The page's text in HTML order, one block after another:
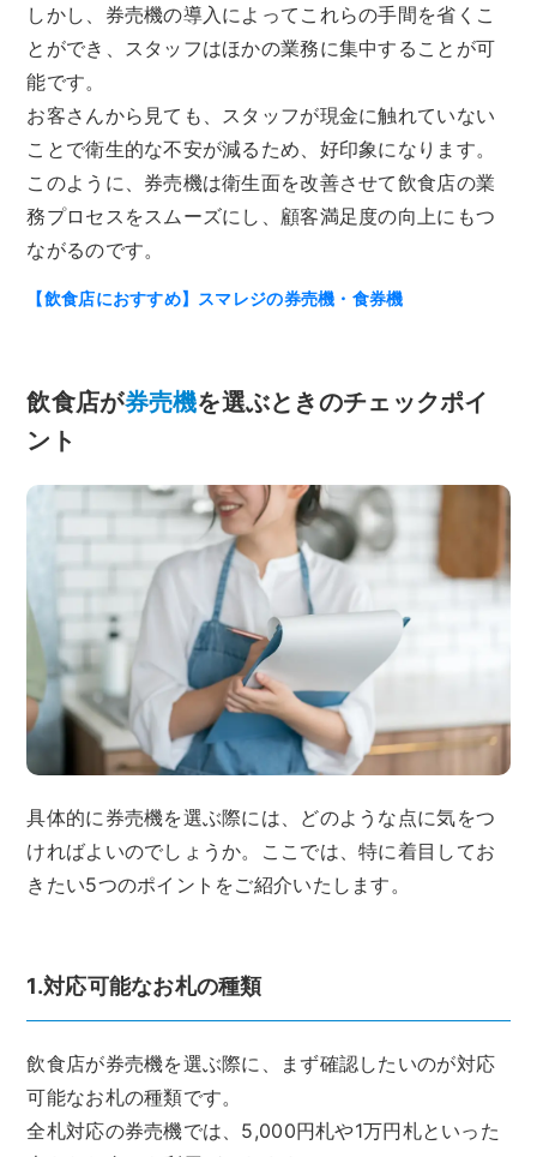
しかし、券売機の導入によってこれらの手間を省くこ
とができ、スタッフはほかの業務に集中することが可
能です。
お客さんから見ても、スタッフが現金に触れていない
ことで衛生的な不安が減るため、好印象になります。
このように、券売機は衛生面を改善させて飲食店の業
務プロセスをスムーズにし、顧客満足度の向上にもつ
ながるのです。
【飲食店におすすめ】スマレジの券売機・食券機
飲食店が券売機を選ぶときのチェックポイ
ント
具体的に券売機を選ぶ際には、どのような点に気をつ
ければよいのでしょうか。ここでは、特に着目してお
きたい5つのポイントをご紹介いたします。
1.対応可能なお札の種類
飲食店が券売機を選ぶ際に、まず確認したいのが対応
可能なお札の種類です。
全札対応の券売機では、5,000円札や1万円札といった